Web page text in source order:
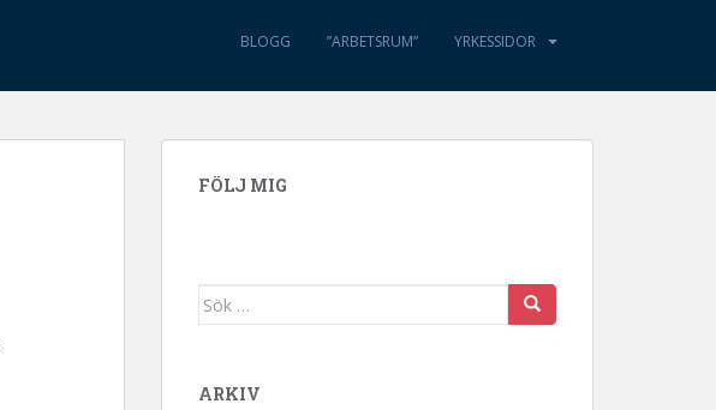
BLOGG ”ARBETSRUM” YRKESSIDOR
FÖLJ MIG
Sök efter:
ARKIV